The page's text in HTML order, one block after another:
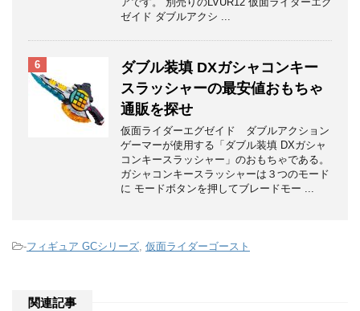
ゼイド ダブルアクシ ...
6
ダブル装填 DXガシャコンキー
スラッシャーの最安値おもちゃ
通販を探せ
仮面ライダーエグゼイド ダブルアクション
ゲーマーが使用する「ダブル装填 DXガシャ
コンキースラッシャー」のおもちゃである。
ガシャコンキースラッシャーは３つのモード
に モードボタンを押してブレードモー ...
-フィギュア GCシリーズ, 仮面ライダーゴースト
関連記事